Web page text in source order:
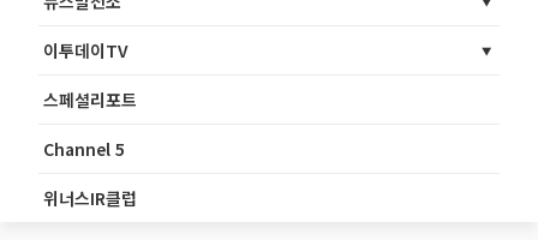
이투데이TV
스페셜리포트
Channel 5
위너스IR클럽